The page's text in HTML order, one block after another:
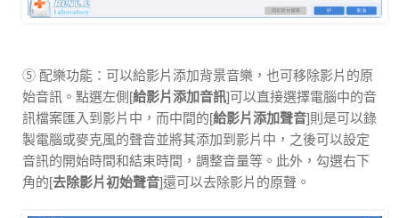
⑤ 配樂功能：可以給影片添加背景音樂，也可移除影片的原
始音訊。點選左側[給影片添加音訊]可以直接選擇電腦中的音
訊檔案匯入到影片中，而中間的[給影片添加聲音]則是可以錄
製電腦或麥克風的聲音並將其添加到影片中，之後可以設定
音訊的開始時間和結束時間，調整音量等。此外，勾選右下
角的[去除影片初始聲音]還可以去除影片的原聲。